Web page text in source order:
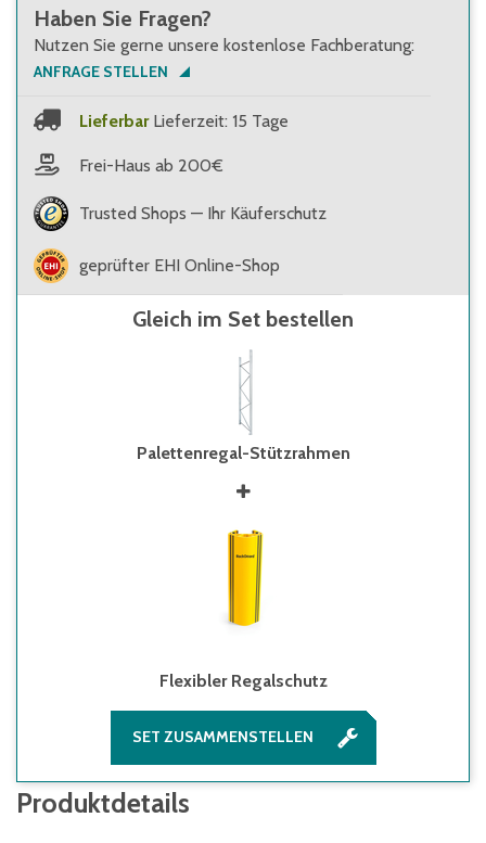
Haben Sie Fragen?
Nutzen Sie gerne unsere kostenlose Fachberatung:
ANFRAGE STELLEN
Lieferbar Lieferzeit: 15 Tage
Frei-Haus ab 200€
Trusted Shops — Ihr Käuferschutz
geprüfter EHI Online-Shop
Gleich im Set bestellen
Palettenregal-Stützrahmen
Flexibler Regalschutz
SET ZUSAMMENSTELLEN
Produktdetails